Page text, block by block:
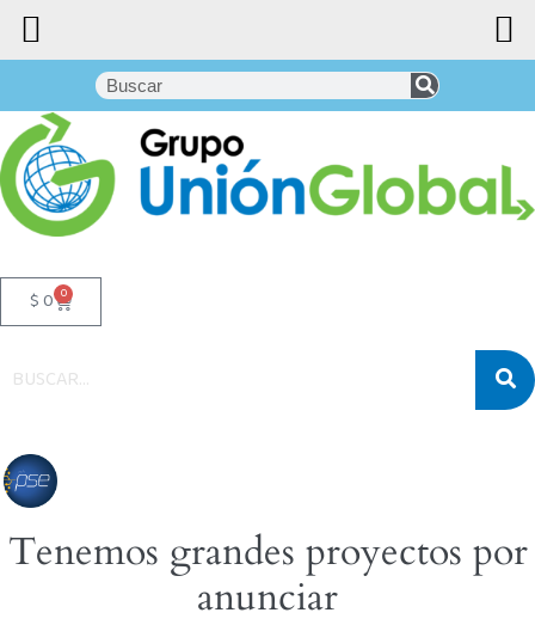
$0 0
Tenemos grandes proyectos por
anunciar